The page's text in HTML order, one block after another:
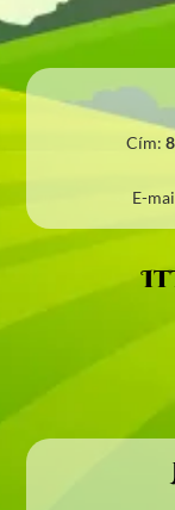
Cím:
E-